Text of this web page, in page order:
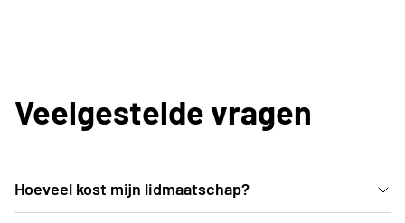
Veelgestelde vragen
Hoeveel kost mijn lidmaatschap?